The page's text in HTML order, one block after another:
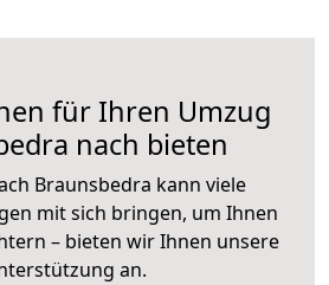
für Ihren Umzug
nach bieten
Braunsbedra kann viele
mit sich bringen, um Ihnen
– bieten wir Ihnen unsere
an.